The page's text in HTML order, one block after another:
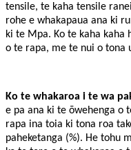
tensile, te kaha tensile
rohe e whakapaua ana ki
ki te Mpa. Ko te kaha
o te rapa, me te nui o tona
Ko te whakaroa i te wa
e pa ana ki te ōwehenga o
rapa ina toia ki tona roa
paheketanga (%). He tohu